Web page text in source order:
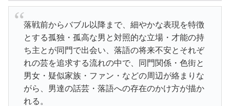
落戦前からバブル以降まで、細やかな表現を特徴
とする孤独・孤高な男と対照的な立場・才能の持
ち主とが同門で出会い、落語の将来不安とそれぞ
れの芸を追求する流れの中で、同門関係・色街と
男女・疑似家族・ファン・などの周辺が絡まりな
がら、男達の話芸・落語への存在のかけ方が描か
れる。